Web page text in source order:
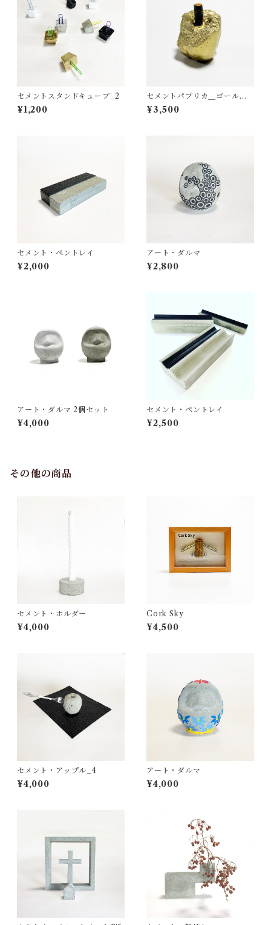
セメントスタンドキューブ_2
¥1,200
セメントパプリカ＿ゴールド
虫食い1
¥3,500
セメント・ペントレイ
¥2,000
アート・ダルマ
¥2,800
アート・ダルマ 2個セット
¥4,000
セメント・ペントレイ
¥2,500
その他の商品
セメント・ホルダー
¥4,000
Cork Sky
¥4,500
セメント・アップル_4
¥4,000
アート・ダルマ
¥4,000